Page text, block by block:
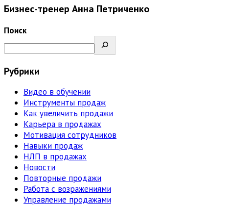
Бизнес-тренер Анна Петриченко
Поиск
Рубрики
Видео в обучении
Инструменты продаж
Как увеличить продажи
Карьера в продажах
Мотивация сотрудников
Навыки продаж
НЛП в продажах
Новости
Повторные продажи
Работа с возражениями
Управление продажами